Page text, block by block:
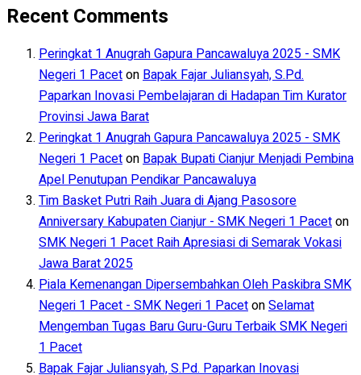
Recent Comments
Peringkat 1 Anugrah Gapura Pancawaluya 2025 - SMK
Negeri 1 PacetonBapak Fajar Juliansyah, S.Pd.
Paparkan Inovasi Pembelajaran di Hadapan Tim Kurator
Provinsi Jawa Barat
Peringkat 1 Anugrah Gapura Pancawaluya 2025 - SMK
Negeri 1 PacetonBapak Bupati Cianjur Menjadi Pembina
Apel Penutupan Pendikar Pancawaluya
Tim Basket Putri Raih Juara di Ajang Pasosore
Anniversary Kabupaten Cianjur - SMK Negeri 1 Paceton
SMK Negeri 1 Pacet Raih Apresiasi di Semarak Vokasi
Jawa Barat 2025
Piala Kemenangan Dipersembahkan Oleh Paskibra SMK
Negeri 1 Pacet - SMK Negeri 1 PacetonSelamat
Mengemban Tugas Baru Guru-Guru Terbaik SMK Negeri
1 Pacet
Bapak Fajar Juliansyah, S.Pd. Paparkan Inovasi